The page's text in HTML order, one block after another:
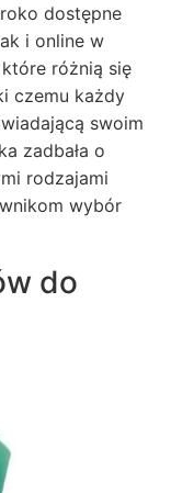
dostępne
i online w
różnią się
czemu każdy
swoim
zadbała o
rodzajami
wybór
do